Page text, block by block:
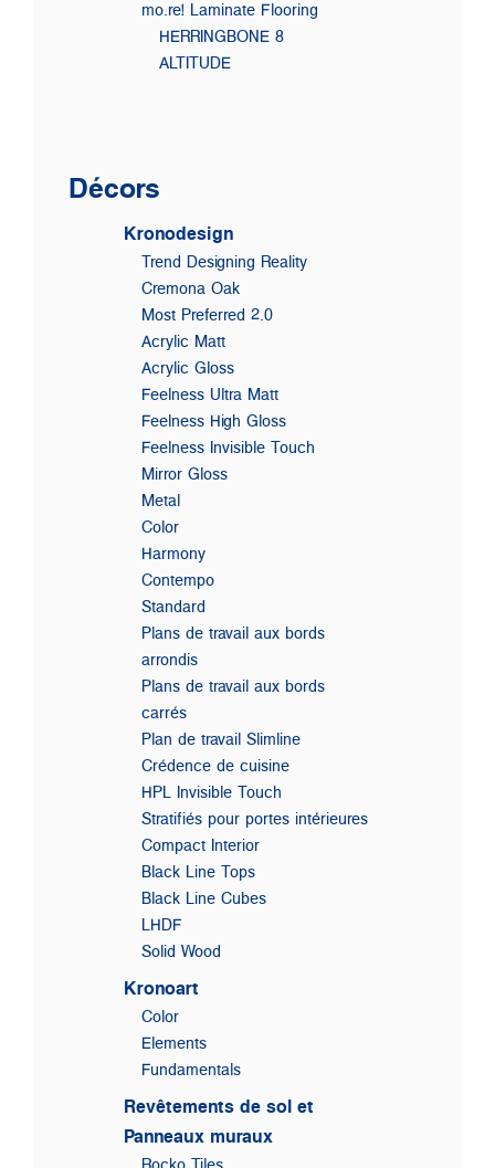
mo.re! Laminate Flooring
HERRINGBONE 8
ALTITUDE
Décors
Kronodesign
Trend Designing Reality
Cremona Oak
Most Preferred 2.0
Acrylic Matt
Acrylic Gloss
Feelness Ultra Matt
Feelness High Gloss
Feelness Invisible Touch
Mirror Gloss
Metal
Color
Harmony
Contempo
Standard
Plans de travail aux bords
arrondis
Plans de travail aux bords
carrés
Plan de travail Slimline
Crédence de cuisine
HPL Invisible Touch
Stratifiés pour portes intérieures
Compact Interior
Black Line Tops
Black Line Cubes
LHDF
Solid Wood
Kronoart
Color
Elements
Fundamentals
Revêtements de sol et
Panneaux muraux